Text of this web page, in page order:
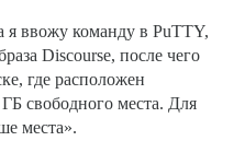
я ввожу команду в PuTTY,
Discourse, после чего
где расположен
свободного места. Для
места».